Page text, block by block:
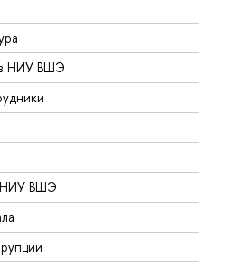
в НИУ ВШЭ
НИУ ВШЭ